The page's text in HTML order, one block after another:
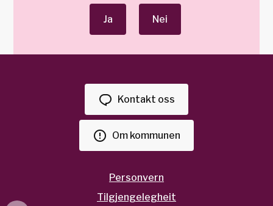
Ja Nei
Kontakt oss
Om kommunen
Personvern
Tilgjengelegheit